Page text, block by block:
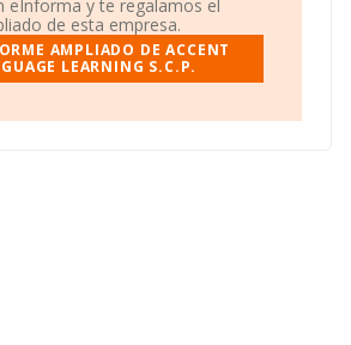
eInforma y te regalamos el
de esta empresa.
AMPLIADO DE ACCENT
LEARNING S.C.P.